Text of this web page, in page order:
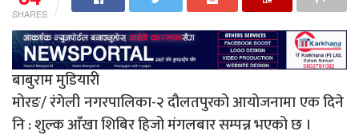
SHARES
बाबुराम मुडियारी
मोरङ/ रंगेली नगरपालिका-२ दौलतपुरको आयोजनामा एक दिने
नि : शुल्क आँखा शिबिर हिजो मंगलबार सम्पन्न भएको छ ।